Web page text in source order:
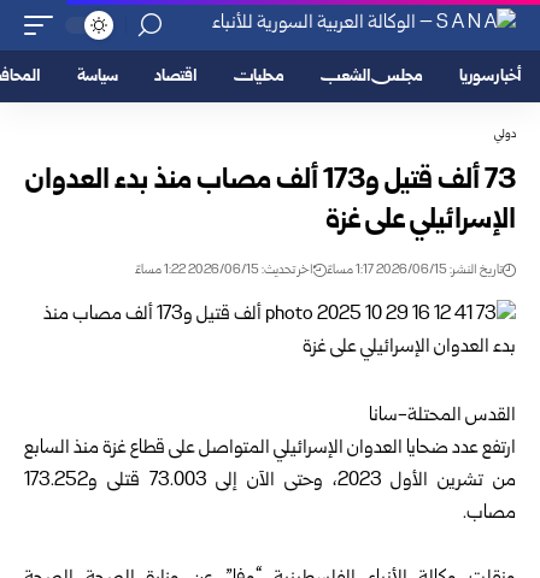
أخبار سوريا مجلس الشعب محليات اقتصاد سياسة
دولي
73 ألف قتيل و173 ألف مصاب منذ بدء العدوان
الإسرائيلي على غزة
تاريخ النشر: 2026/06/15 1:17 مساءً اخر تحديث: 2026/06/15 1:22 مساءً
القدس المحتلة-سانا ‏
ارتفع عدد ضحايا العدوان الإسرائيلي المتواصل على قطاع غزة منذ ‏السابع
‏من تشرين الأول 2023،‏ وحتى الآن إلى 73.003 قتلى و173.252
‏مصاب.‏